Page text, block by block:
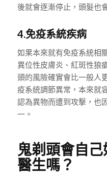
後就會逐漸停止，頭髮也
4.免疫系統疾病
如果本來就有免疫系統相
異位性皮膚炎、紅斑性狼
頭的風險確實會比一般人
疫系統調節異常，本來就
認為異物而遭到攻擊，也
一。
鬼剃頭會自
醫生嗎？